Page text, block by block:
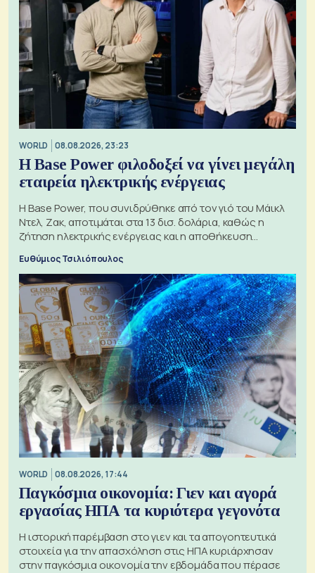
WORLD 08.08.2026, 23:23
Η Base Power φιλοδοξεί να γίνει μεγάλη
εταιρεία ηλεκτρικής ενέργειας
Η Base Power, που συνιδρύθηκε από τον γιό του Μάικλ
Ντελ, Ζακ, αποτιμάται στα 13 δισ. δολάρια, καθώς η
ζήτηση ηλεκτρικής ενέργειας και η αποθήκευση
Ευθύμιος Τσιλιόπουλος
WORLD 08.08.2026, 17:44
Παγκόσμια οικονομία: Γιεν και αγορά
εργασίας ΗΠΑ τα κυριότερα γεγονότα
Η ιστορική παρέμβαση στο γιεν και τα απογοητευτικά
στοιχεία για την απασχόληση στις ΗΠΑ κυριάρχησαν
στην παγκόσμια οικονομία την εβδομάδα που πέρασε